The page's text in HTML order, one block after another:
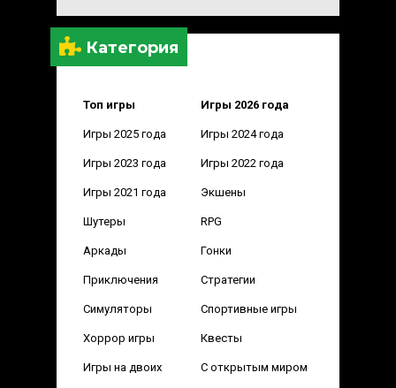
Категория
Топ игры Игры 2026 года
Игры 2025 года Игры 2024 года
Игры 2023 года Игры 2022 года
Игры 2021 года Экшены
Шутеры RPG
Аркады Гонки
Приключения Стратегии
Симуляторы Спортивные игры
Хоррор игры Квесты
Игры на двоих С открытым миром